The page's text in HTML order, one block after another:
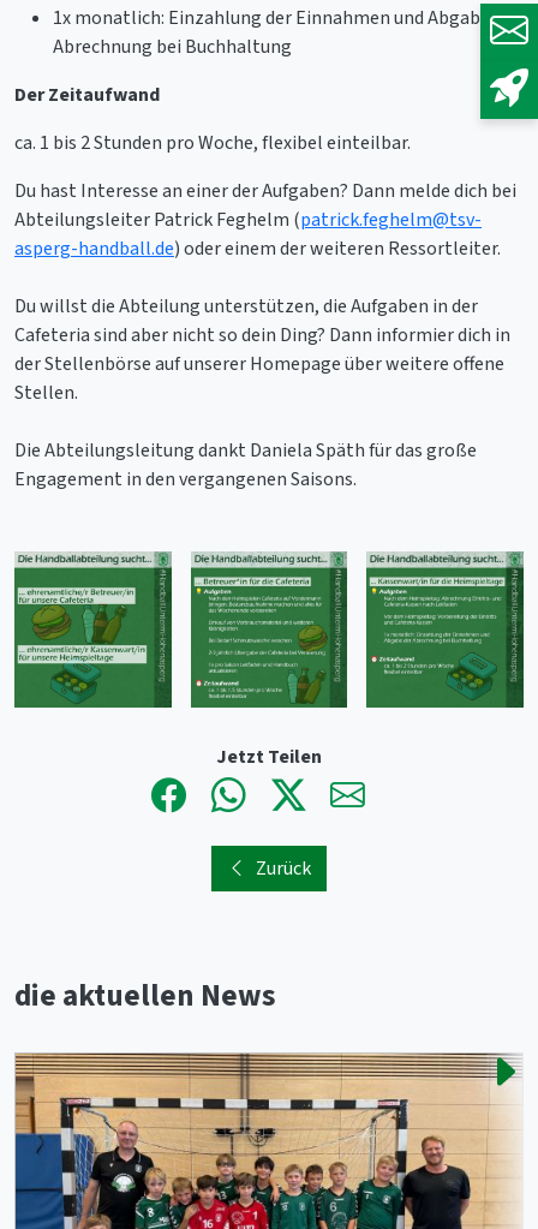
1x monatlich: Einzahlung der Einnahmen und Abgabe der
Abrechnung bei Buchhaltung
Der Zeitaufwand
ca. 1 bis 2 Stunden pro Woche, flexibel einteilbar.
Du hast Interesse an einer der Aufgaben? Dann melde dich bei
Abteilungsleiter Patrick Feghelm (patrick.feghelm@tsv-
asperg-handball.de) oder einem der weiteren Ressortleiter.
Du willst die Abteilung unterstützen, die Aufgaben in der
Cafeteria sind aber nicht so dein Ding? Dann informier dich in
der Stellenbörse auf unserer Homepage über weitere offene
Stellen.
Die Abteilungsleitung dankt Daniela Späth für das große
Engagement in den vergangenen Saisons.
Jetzt Teilen
Zurück
die aktuellen News